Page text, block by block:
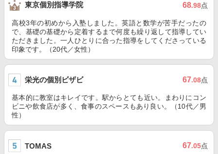
東京個別指導学院 68.98点
高校3年の初めから入塾しました。英語と数学が苦手だったの
で、基礎の基礎から定着するまで何度も繰り返して指導してい
ただきました。一人ひとりに合った指導をしてくださっている
印象です。（20代／女性）
栄光の個別ビザビ 67.08点
基本的に教室はキレイです。駅からとても近い。まわりにコン
ビニや飲食店が多く、食事のスペースもあり良い。（10代／男
性）
TOMAS 67.05点